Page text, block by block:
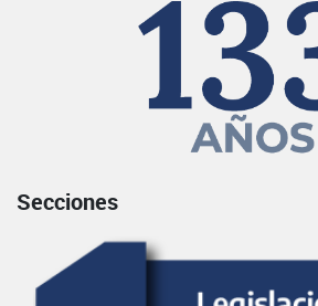
Secciones